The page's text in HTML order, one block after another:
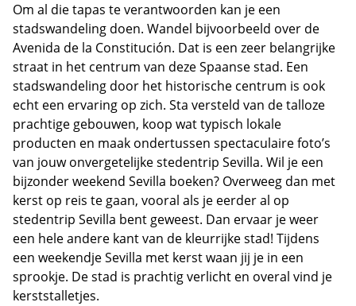
Om al die tapas te verantwoorden kan je een
stadswandeling doen. Wandel bijvoorbeeld over de
Avenida de la Constitución. Dat is een zeer belangrijke
straat in het centrum van deze Spaanse stad. Een
stadswandeling door het historische centrum is ook
echt een ervaring op zich. Sta versteld van de talloze
prachtige gebouwen, koop wat typisch lokale
producten en maak ondertussen spectaculaire foto’s
van jouw onvergetelijke stedentrip Sevilla. Wil je een
bijzonder weekend Sevilla boeken? Overweeg dan met
kerst op reis te gaan, vooral als je eerder al op
stedentrip Sevilla bent geweest. Dan ervaar je weer
een hele andere kant van de kleurrijke stad! Tijdens
een weekendje Sevilla met kerst waan jij je in een
sprookje. De stad is prachtig verlicht en overal vind je
kerststalletjes.